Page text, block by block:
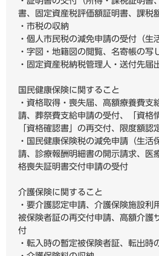
書、固定資産税評価額証明書、課税
・市税の収納
・個人市民税の減免申請の受付（生
・字図・地籍図の閲覧、名寄帳の写
・固定資産税納税管理人・送付先届
国民健康保険に関すること
・資格取得・喪失届、高額療養費支
請、葬祭費支給申請の受付、「資格
「資格確認書」の再交付、限度額認
・国民健康保険税の減免申請（生活
請、診療報酬明細書の開示請求、医
格喪失証明書交付申請の受付
介護保険に関すること
・要介護認定申請、介護保険施設利
被保険者証の再交付申請、高額介護
付
・転入時の暫定被保険者証、転出時